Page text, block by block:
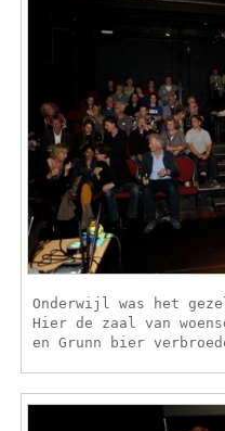
Onderwijl was het
Hier de zaal van
en Grunn bier